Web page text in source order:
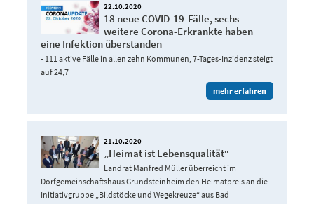
22.10.2020
18 neue COVID-19-Fälle, sechs
weitere Corona-Erkrankte haben
eine Infektion überstanden
- 111 aktive Fälle in allen zehn Kommunen, 7-Tages-Inzidenz steigt
auf 24,7
mehr erfahren
21.10.2020
„Heimat ist Lebensqualität“
Landrat Manfred Müller überreicht im
Dorfgemeinschaftshaus Grundsteinheim den Heimatpreis an die
Initiativgruppe „Bildstöcke und Wegekreuze“ aus Bad